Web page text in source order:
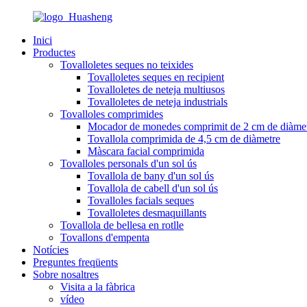
Inici
Productes
Tovalloletes seques no teixides
Tovalloletes seques en recipient
Tovalloletes de neteja multiusos
Tovalloletes de neteja industrials
Tovalloles comprimides
Mocador de monedes comprimit de 2 cm de
Tovallola comprimida de 4,5 cm de diàmetre
Màscara facial comprimida
Tovalloles personals d'un sol ús
Tovallola de bany d'un sol ús
Tovallola de cabell d'un sol ús
Tovalloles facials seques
Tovalloletes desmaquillants
Tovallola de bellesa en rotlle
Tovallons d'empenta
Notícies
Preguntes freqüents
Sobre nosaltres
Visita a la fàbrica
vídeo